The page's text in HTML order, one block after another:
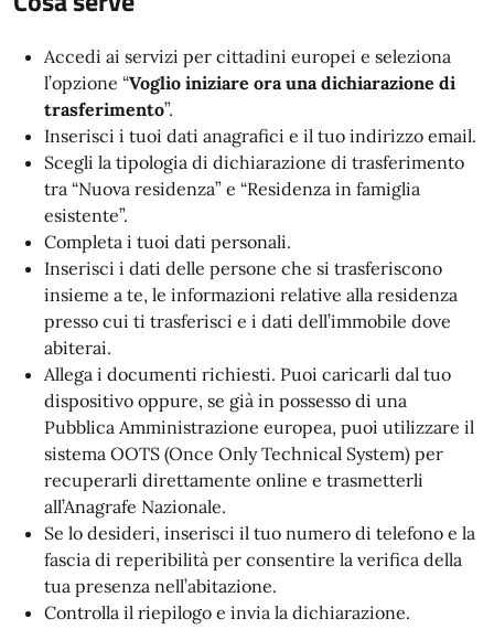
Accedi ai servizi per cittadini europei e seleziona
l’opzione “Voglio iniziare ora una dichiarazione di
trasferimento”.
Inserisci i tuoi dati anagrafici e il tuo indirizzo email.
Scegli la tipologia di dichiarazione di trasferimento
tra “Nuova residenza” e “Residenza in famiglia
esistente”.
Completa i tuoi dati personali.
Inserisci i dati delle persone che si trasferiscono
insieme a te, le informazioni relative alla residenza
presso cui ti trasferisci e i dati dell’immobile dove
abiterai.
Allega i documenti richiesti. Puoi caricarli dal tuo
dispositivo oppure, se già in possesso di una
Pubblica Amministrazione europea, puoi utilizzare il
sistema OOTS (Once Only Technical System) per
recuperarli direttamente online e trasmetterli
all’Anagrafe Nazionale.
Se lo desideri, inserisci il tuo numero di telefono e la
fascia di reperibilità per consentire la verifica della
tua presenza nell’abitazione.
Controlla il riepilogo e invia la dichiarazione.